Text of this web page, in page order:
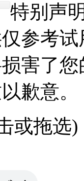
特别声
参考
害了
歉意。
或拖选)